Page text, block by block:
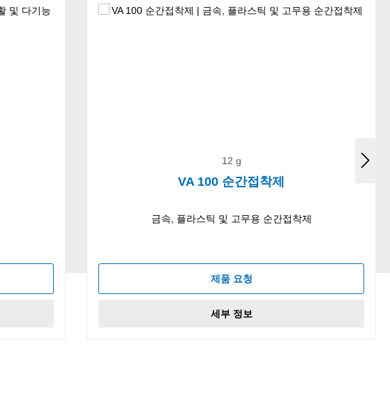
12 g
VA 100 순간접착제
금속, 플라스틱 및 고무용 순간접착제
제품 요청
세부 정보